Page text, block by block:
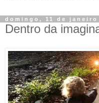
domingo, 11 de janeiro
Dentro da